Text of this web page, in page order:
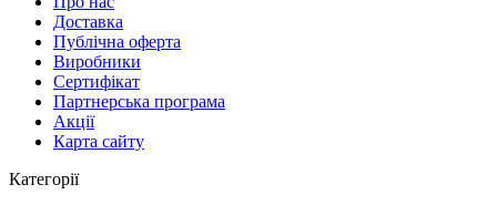
Доставка
Публічна оферта
Виробники
Сертифікат
Партнерська програма
Акції
Карта сайту
Категорії